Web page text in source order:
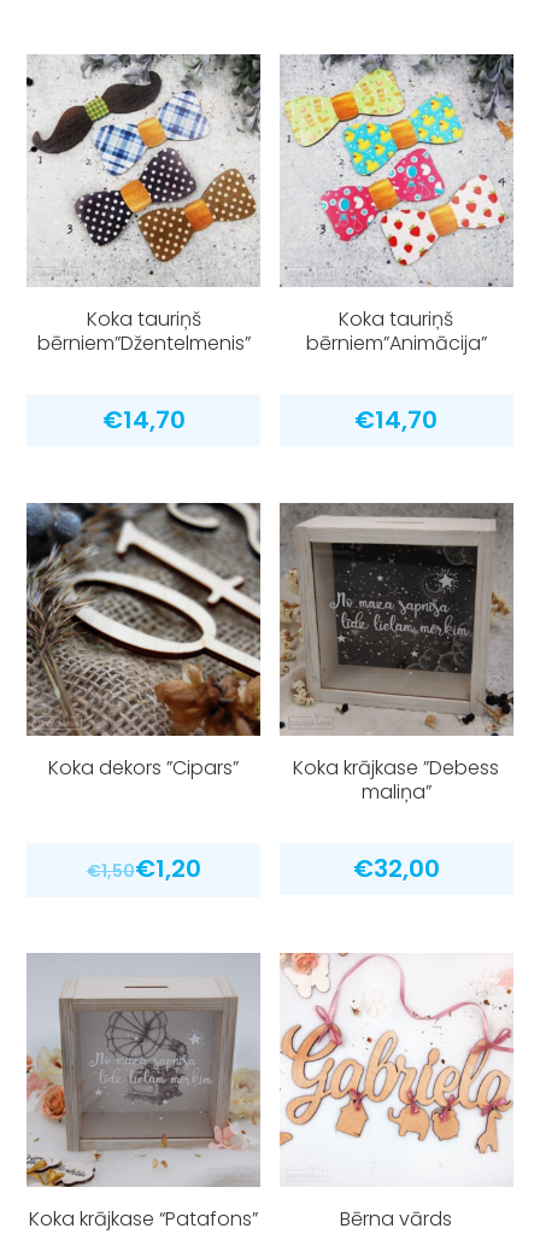
Koka tauriņš
bērniem”Džentelmenis”
€14,70
Koka tauriņš
bērniem”Animācija”
€14,70
Koka dekors ”Cipars”
€1,50€1,20
Koka krājkase ”Debess
maliņa”
€32,00
Koka krājkase “Patafons” Bērna vārds